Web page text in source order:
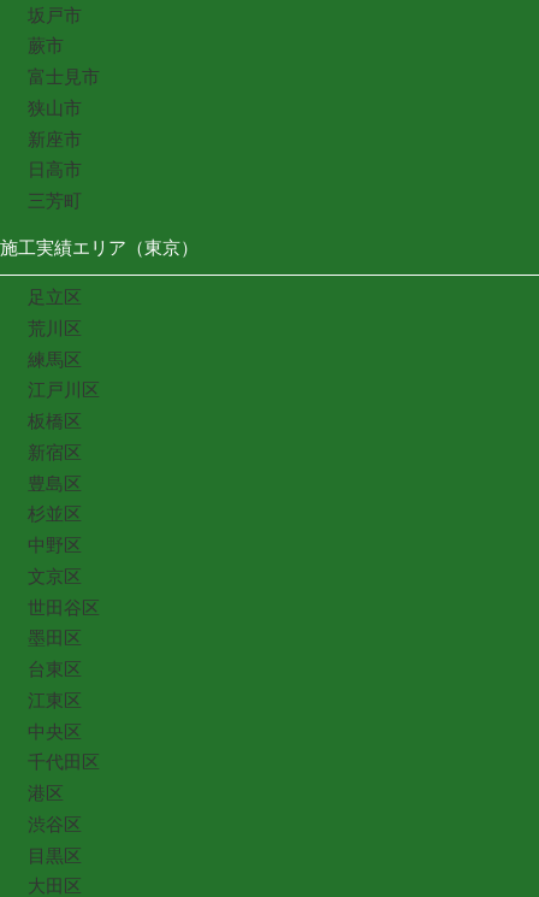
坂戸市
蕨市
富士見市
狭山市
新座市
日高市
三芳町
施工実績エリア（東京）
足立区
荒川区
練馬区
江戸川区
板橋区
新宿区
豊島区
杉並区
中野区
文京区
世田谷区
墨田区
台東区
江東区
中央区
千代田区
港区
渋谷区
目黒区
大田区